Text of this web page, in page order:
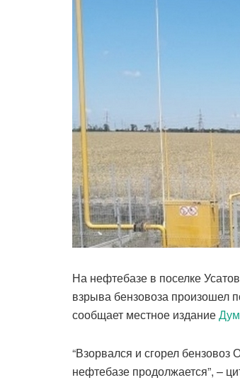
На нефтебазе в поселке
взрыва бензовоза произошел
сообщает местное издание
“Взорвался и сгорел
нефтебазе продолжается”, –